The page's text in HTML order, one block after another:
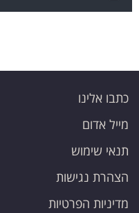
כתבו אלינו
מייל אדום
תנאי שימוש
הצהרת נגישות
מדיניות הפרטיות